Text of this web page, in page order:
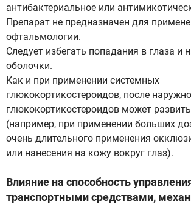
антибактериальное или
Препарат не предназначен для
офтальмологии.
Следует избегать попадания в глаза и
оболочки.
Как и при применении системных
глюкокортикостероидов, после
глюкокортикостероидов может
(например, при применении больших
очень длительного применения
или нанесения на кожу вокруг глаз).
Влияние на способность
транспортными средствами,